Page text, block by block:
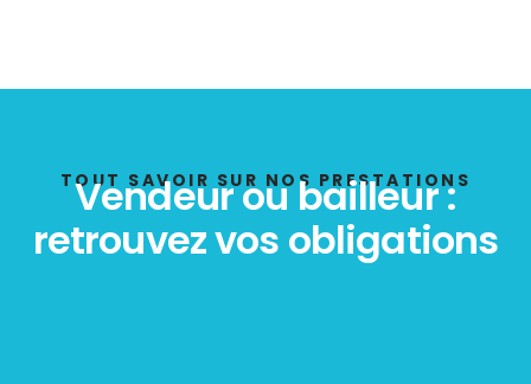
TOUT SAVOIR SUR NOS PRESTATIONS
Vendeur ou bailleur :
retrouvez vos obligations